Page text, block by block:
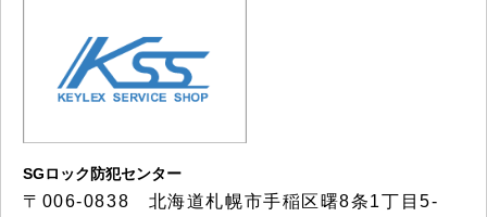
SGロック防犯センター
〒006-0838 北海道札幌市手稲区曙8条1丁目5-